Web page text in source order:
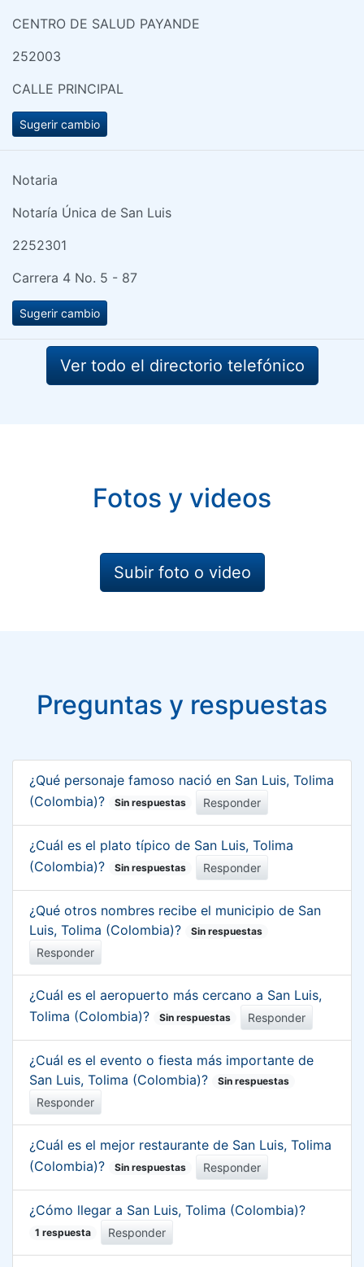
CENTRO DE SALUD PAYANDE
252003
CALLE PRINCIPAL
Sugerir cambio
Notaria
Notaría Única de San Luis
2252301
Carrera 4 No. 5 - 87
Sugerir cambio
Ver todo el directorio telefónico
Fotos y videos
Subir foto o video
Preguntas y respuestas
¿Qué personaje famoso nació en San Luis, Tolima
(Colombia)?
Sin respuestas Responder
¿Cuál es el plato típico de San Luis, Tolima
(Colombia)?
Sin respuestas Responder
¿Qué otros nombres recibe el municipio de San
Luis, Tolima (Colombia)?
Sin respuestas
Responder
¿Cuál es el aeropuerto más cercano a San Luis,
Tolima (Colombia)?
Sin respuestas Responder
¿Cuál es el evento o fiesta más importante de
San Luis, Tolima (Colombia)?
Sin respuestas
Responder
¿Cuál es el mejor restaurante de San Luis, Tolima
(Colombia)?
Sin respuestas Responder
¿Cómo llegar a San Luis, Tolima (Colombia)?
1 respuesta Responder